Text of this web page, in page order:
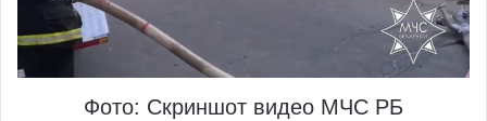
Фото: Скриншот видео МЧС РБ